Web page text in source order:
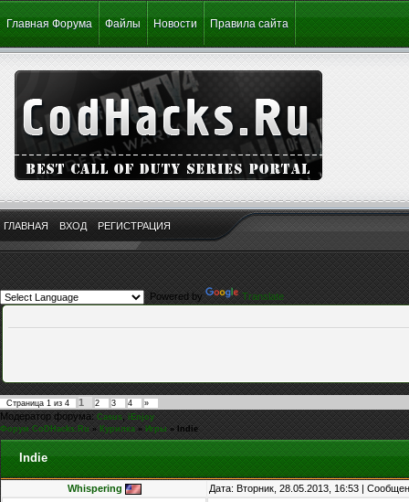
Главная Форума Файлы Новости Правила сайта
ГЛАВНАЯ ВХОД РЕГИСТРАЦИЯ
Powered by Translate
Страница 1 из 4 1 2 3 4 »
Модератор форума:Casus,iEnjoy
Форум CoDHacks.Ru » Курилка » Игры » Indie
Indie
Whispering Дата: Вторник, 28.05.2013, 16:53 |